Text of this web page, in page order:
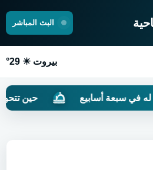
البث المباشر
بيروت ☀ 29°
أسابيع حين تتحول